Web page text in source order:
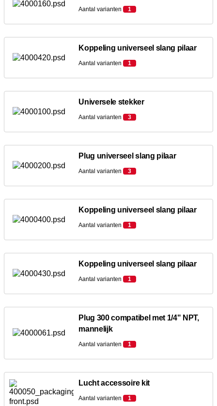
Aantal varianten 1
Koppeling universeel slang pilaar
Aantal varianten 1
Universele stekker
Aantal varianten 3
Plug universeel slang pilaar
Aantal varianten 3
Koppeling universeel slang pilaar
Aantal varianten 1
Koppeling universeel slang pilaar
Aantal varianten 1
Plug 300 compatibel met 1/4" NPT,
mannelijk
Aantal varianten 1
Lucht accessoire kit
Aantal varianten 1